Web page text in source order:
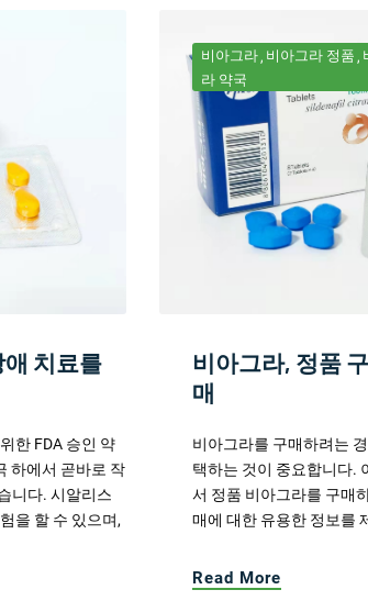
치료를
한 FDA 승인 약
하에서 곧바로 작
니다. 시알리스
을 할 수 있으며,
비아그라 비아그라 정품
라 약국
비아그라, 정품
매
비아그라를 구매하려는
택하는 것이 중요합니다.
서 정품 비아그라를 구매
매에 대한 유용한 정보를
Read More